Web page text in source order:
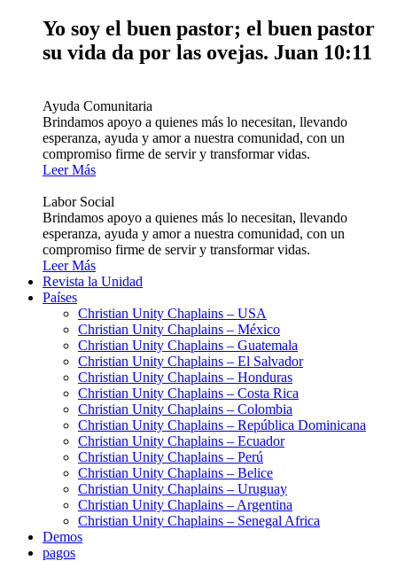
Yo soy el buen pastor; el buen pastor
su vida da por las ovejas. Juan 10:11
Ayuda Comunitaria
Brindamos apoyo a quienes más lo necesitan, llevando
esperanza, ayuda y amor a nuestra comunidad, con un
compromiso firme de servir y transformar vidas.
Leer Más
Labor Social
Brindamos apoyo a quienes más lo necesitan, llevando
esperanza, ayuda y amor a nuestra comunidad, con un
compromiso firme de servir y transformar vidas.
Leer Más
Revista la Unidad
Países
Christian Unity Chaplains – USA
Christian Unity Chaplains – México
Christian Unity Chaplains – Guatemala
Christian Unity Chaplains – El Salvador
Christian Unity Chaplains – Honduras
Christian Unity Chaplains – Costa Rica
Christian Unity Chaplains – Colombia
Christian Unity Chaplains – República Dominicana
Christian Unity Chaplains – Ecuador
Christian Unity Chaplains – Perú
Christian Unity Chaplains – Belice
Christian Unity Chaplains – Uruguay
Christian Unity Chaplains – Argentina
Christian Unity Chaplains – Senegal Africa
Demos
pagos